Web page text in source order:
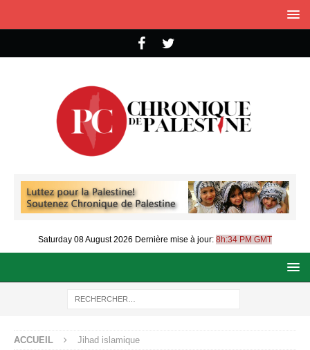
Saturday 08 August 2026 Dernière mise à jour: 8h:34 PM GMT
ACCUEIL Jihad islamique